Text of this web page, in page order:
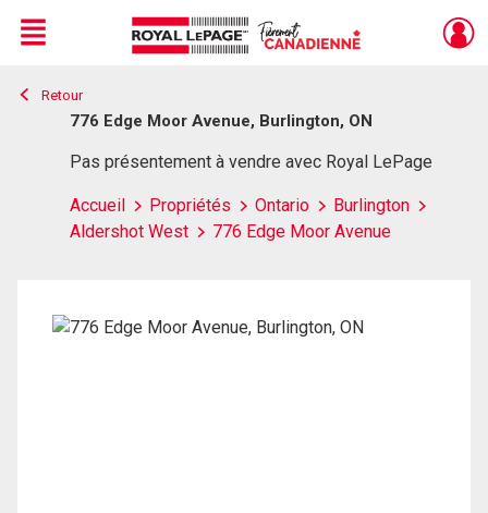
Live
En Direct
Menu
Retour
776 Edge Moor Avenue, Burlington, ON
Pas présentement à vendre avec Royal LePage
Accueil Propriétés Ontario
Burlington
Aldershot West
776 Edge Moor Avenue